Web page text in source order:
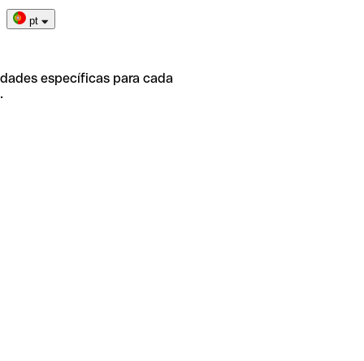
pt
específicas para cada